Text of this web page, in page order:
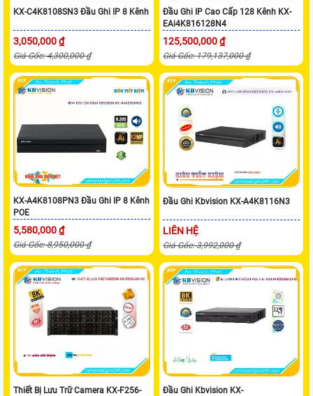
KX-C4K8108SN3 Đầu Ghi IP 8 Kênh
3,050,000 ₫
Giá Gốc: 4,300,000 ₫
Đầu Ghi IP Cao Cấp 128 Kênh KX-
EAi4K816128N4
125,500,000 ₫
Giá Gốc: 179,137,000 ₫
KX-A4K8108PN3 Đầu Ghi IP 8 Kênh
POE
5,580,000 ₫
Giá Gốc: 8,950,000 ₫
Đầu Ghi Kbvision KX-A4K8116N3
LIÊN HỆ
Giá Gốc: 3,992,000 ₫
Thiết Bị Lưu Trữ Camera KX-F256-
Đầu Ghi Kbvision KX-